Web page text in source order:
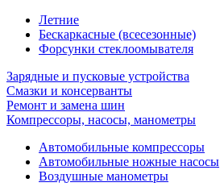
Летние
Бескаркасные (всесезонные)
Форсунки стеклоомывателя
Зарядные и пусковые устройства
Смазки и консерванты
Ремонт и замена шин
Компрессоры, насосы, манометры
Автомобильные компрессоры
Автомобильные ножные насосы
Воздушные манометры